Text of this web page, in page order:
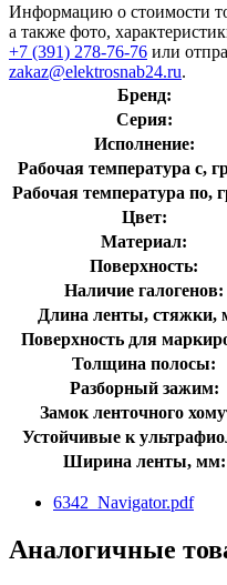
Информацию о стоимости
а также фото,
+7 (391) 278-76-76 или
zakaz@elektrosnab24.ru.
Бренд:
Серия:
Исполнение:
Рабочая температура с,
Рабочая температура по,
Цвет:
Материал:
Поверхность:
Наличие галогенов:
Длина ленты, стяжки,
Поверхность для
Толщина полосы:
Разборный зажим:
Замок ленточного
Устойчивые к
Ширина ленты, мм:
6342_Navigator.pdf
Аналогичные